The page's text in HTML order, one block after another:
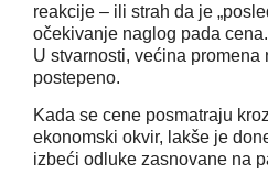
reakcije – ili strah da je
očekivanje naglog pada cena.
U stvarnosti, većina promena
postepeno.
Kada se cene posmatraju
ekonomski okvir, lakše je
izbeći odluke zasnovane na